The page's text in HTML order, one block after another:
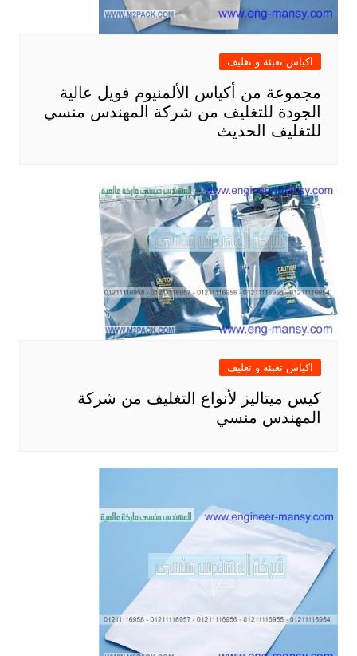
اكياس تعبئة و تغليف
مجموعة من أكياس الألمنيوم فويل عالية
الجودة للتغليف من شركة المهندس منسي
للتغليف الحديث
اكياس تعبئة و تغليف
كيس ميتاليز لأنواع التغليف من شركة
المهندس منسي